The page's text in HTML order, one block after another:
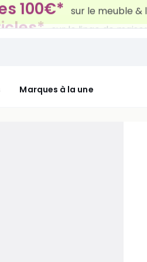
sur le linge de
Marques à la une